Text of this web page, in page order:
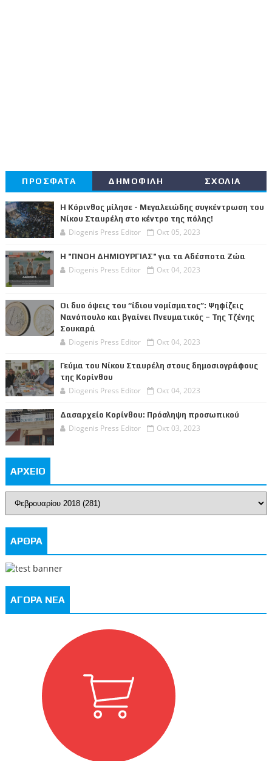
ΠΡΟΣΦΑΤΑ ΔΗΜΟΦΙΛΗ ΣΧΟΛΙΑ
Η Κόρινθος μίλησε - Μεγαλειώδης συγκέντρωση του
Νίκου Σταυρέλη στο κέντρο της πόλης!
Diogenis Press Editor Οκτ 05, 2023
Η "ΠΝΟΗ ΔΗΜΙΟΥΡΓΙΑΣ" για τα Αδέσποτα Ζώα
Diogenis Press Editor Οκτ 04, 2023
Οι δυο όψεις του “ίδιου νομίσματος”: Ψηφίζεις
Νανόπουλο και βγαίνει Πνευματικός – Της Τζένης
Σουκαρά
Diogenis Press Editor Οκτ 04, 2023
Γεύμα του Νίκου Σταυρέλη στους δημοσιογράφους
της Κορίνθου
Diogenis Press Editor Οκτ 04, 2023
Δασαρχείο Κορίνθου: Πρόσληψη προσωπικού
Diogenis Press Editor Οκτ 03, 2023
ΑΡΧΕΙΟ
ΑΡΘΡΑ
ΑΓΟΡΑ ΝΕΑ